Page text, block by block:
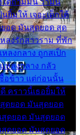
ยิ้มให้ เจอะเด็กใต้
ยอด มันสุดยอด สุด
ลงรักสาวราม ที่พัก
ลงกลาง ถูกสเป็ก
หลงกลาง กลัว
อข้าว แต่ก่อนนั้น
ดี คราวนี้เธอยิ้มให้
ดยอด มันสุดยอด
ดยอด มันสุดยอด
ดยอด มันสุดยอด